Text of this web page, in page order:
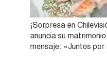
¡Sorpresa en
anuncia su
mensaje: «Juntos por